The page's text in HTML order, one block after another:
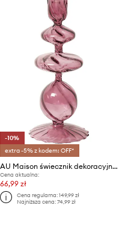
-10%
extra -5% z kodem: OFF*
AU Maison świecznik dekoracyjny
Cena aktualna:
66,99 zł
Cena regularna:149,99 zł
Najniższa cena:74,99 zł